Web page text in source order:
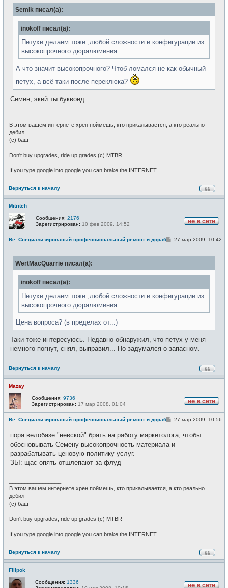
б
е
н
е
Semik писал(а):
inokoff писал(а):
Петухи делаем тоже ,любой сложности и конфигурации из
высокопрочного дюралюминия.
А что значит высокопрочного? Чтоб ломался не как обычный
петух, а всё-таки после переклюка?
Семен, экий ты буквоед.
В этом вашем интернете хрен поймешь, кто прикалывается, а кто реально
дебил
(c) баш
Don't buy upgrades, ride up grades (c) MTBR
If you type google into google you can brake the INTERNET
Вернуться к началу
Mitritch
е
в
с
Сообщения: 2176
Зарегистрирован: 10 фев 2009, 14:52
Re: Специализированый профессиональный ремонт и доработка велоси
С
б
е
н
е
27 мар 2009, 10:42
WertMacQuarrie писал(а):
inokoff писал(а):
Петухи делаем тоже ,любой сложности и конфигурации из
высокопрочного дюралюминия.
Цена вопроса? (в пределах от...)
Таки тоже интересуюсь. Недавно обнаружил, что петух у меня
немного погнут, снял, выправил... Но задумался о запасном.
Вернуться к началу
Mazay
е
в
с
Сообщения: 9736
Зарегистрирован: 17 мар 2008, 01:04
Re: Специализированый профессиональный ремонт и доработка велоси
С
б
щ
27 мар 2009, 10:56
пора велобазе "невской" брать на работу маркетолога, чтобы
обосновывать Семену высокопрочность материала и
разрабатывать ценовую политику услуг.
ЗЫ: щас опять отшлепают за флуд
В этом вашем интернете хрен поймешь, кто прикалывается, а кто реально
дебил
(c) баш
Don't buy upgrades, ride up grades (c) MTBR
If you type google into google you can brake the INTERNET
Вернуться к началу
Filipok
Сообщения: 1336